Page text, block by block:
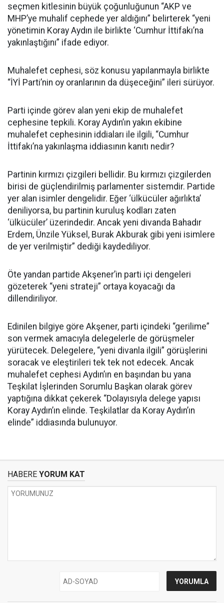
seçmen kitlesinin büyük çoğunluğunun “AKP ve
MHP’ye muhalif cephede yer aldığını” belirterek “yeni
yönetimin Koray Aydın ile birlikte ‘Cumhur İttifakı’na
yakınlaştığını” ifade ediyor.
Muhalefet cephesi, söz konusu yapılanmayla birlikte
“İYİ Parti’nin oy oranlarının da düşeceğini” ileri sürüyor.
Parti içinde görev alan yeni ekip de muhalefet
cephesine tepkili. Koray Aydın’ın yakın ekibine
muhalefet cephesinin iddiaları ile ilgili, “Cumhur
İttifakı’na yakınlaşma iddiasının kanıtı nedir?
Partinin kırmızı çizgileri bellidir. Bu kırmızı çizgilerden
birisi de güçlendirilmiş parlamenter sistemdir. Partide
yer alan isimler dengelidir. Eğer ‘ülkücüler ağırlıkta’
deniliyorsa, bu partinin kuruluş kodları zaten
‘ülkücüler’ üzerindedir. Ancak yeni divanda Bahadır
Erdem, Ünzile Yüksel, Burak Akburak gibi yeni isimlere
de yer verilmiştir” dediği kaydediliyor.
Öte yandan partide Akşener’in parti içi dengeleri
gözeterek “yeni strateji” ortaya koyacağı da
dillendiriliyor.
Edinilen bilgiye göre Akşener, parti içindeki “gerilime”
son vermek amacıyla delegelerle de görüşmeler
yürütecek. Delegelere, “yeni divanla ilgili” görüşlerini
soracak ve eleştirileri tek tek not edecek. Ancak
muhalefet cephesi Aydın’ın en başından bu yana
Teşkilat İşlerinden Sorumlu Başkan olarak görev
yaptığına dikkat çekerek “Dolayısıyla delege yapısı
Koray Aydın’ın elinde. Teşkilatlar da Koray Aydın’ın
elinde” iddiasında bulunuyor.
HABERE YORUM KAT